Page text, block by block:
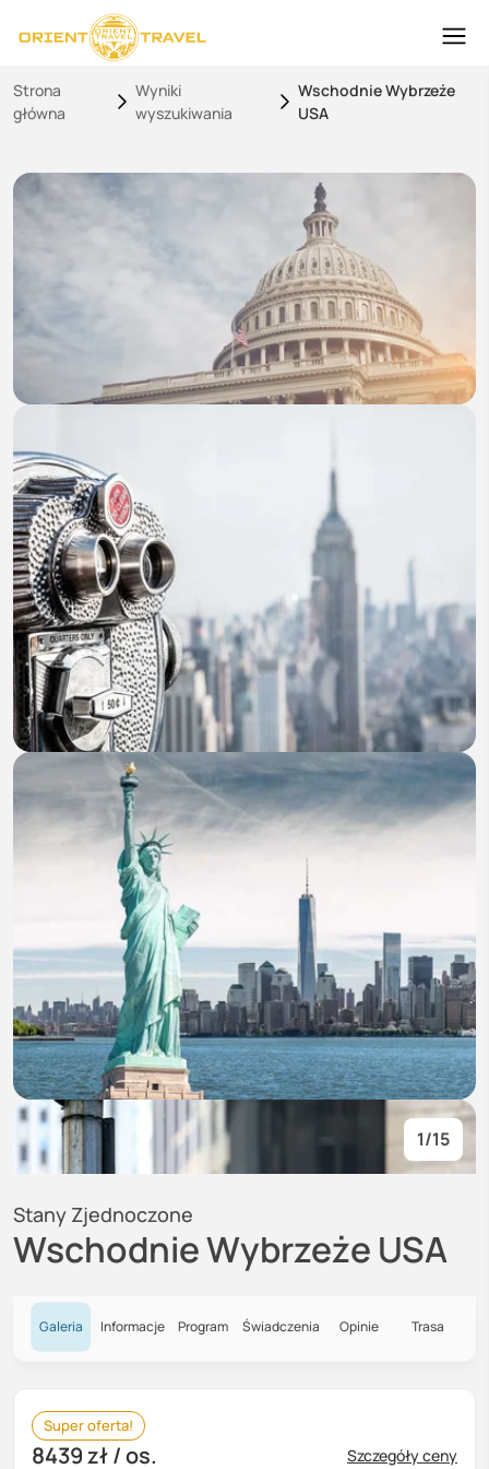
Strona
główna
Wyniki
wyszukiwania
Wschodnie Wybrzeże
USA
1/15
Wschodnie Wybrzeże USA
Stany Zjednoczone
Galeria Informacje Program Świadczenia Opinie Trasa
Super oferta!
8439 zł/ os. Szczegóły ceny